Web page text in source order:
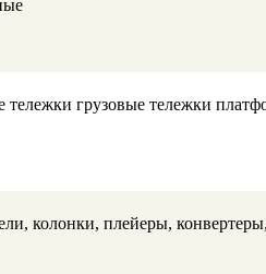
грузовые тележки
плейеры,